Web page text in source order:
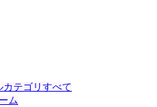
テゴリすべて
ム